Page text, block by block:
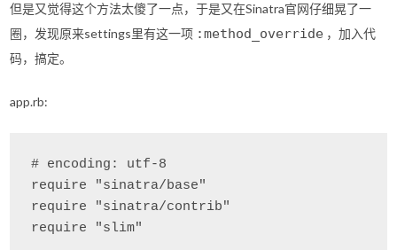
但是又觉得这个方法太傻了一点，于是又在Sinatra官网仔细晃了一
圈，发现原来settings里有这一项 :method_override ，加入代
码，搞定。
app.rb:
# encoding: utf-8
require "sinatra/base"
require "sinatra/contrib"
require "slim"